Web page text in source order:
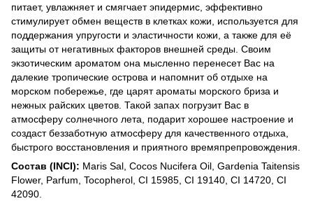
питает, увлажняет и смягчает эпидермис, эффективно
стимулирует обмен веществ в клетках кожи, используется для
поддержания упругости и эластичности кожи, а также для её
защиты от негативных факторов внешней среды. Своим
экзотическим ароматом она мысленно перенесет Вас на
далекие тропические острова и напомнит об отдыхе на
морском побережье, где царят ароматы морского бриза и
нежных райских цветов. Такой запах погрузит Вас в
атмосферу солнечного лета, подарит хорошее настроение и
создаст беззаботную атмосферу для качественного отдыха,
быстрого восстановления и приятного времяпрепровождения.
Состав (INCI): Maris Sal, Cocos Nucifera Oil, Gardenia Taitensis
Flower, Parfum, Tocopherol, СІ 15985, СІ 19140, СІ 14720, СІ
42090.